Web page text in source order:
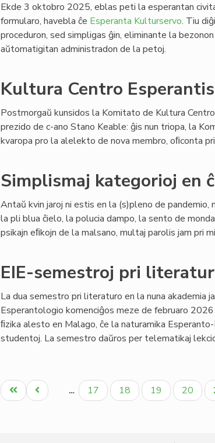
Ekde 3 oktobro 2025, eblas peti la esperantan
formularo, havebla ĉe Esperanta Kulturservo. Tiu
proceduron, sed simpligas ĝin, eliminante la
aŭtomatigitan administradon de la petoj.
Kultura Centro
Postmorgaŭ kunsidos la Komitato de Kultura
prezido de c-ano Stano Keable: ĝis nun triopa, la
kvaropa pro la alelekto de nova membro, oﬁconta
Simplismaj kategorioj en
Antaŭ kvin jaroj ni estis en la (s)pleno de pandemio,
la pli blua ĉielo, la polucia dampo, la sento de
psikajn eﬁkojn de la malsano, multaj parolis jam pri
EIE-semestroj pri
La dua semestro pri literaturo en la nuna akademia
Esperantologio komenciĝos meze de februaro 2026
ﬁzika alesto en Malago, ĉe la naturamika
studentoj. La semestro daŭros per telematikaj
Pagination
Unua
paĝo
Antaŭa
paĝo
… Paĝo
17 Paĝo
18 Paĝo
19 Paĝo
20